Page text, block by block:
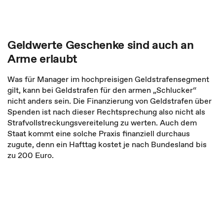
Geldwerte Geschenke sind auch an
Arme erlaubt
Was für Manager im hochpreisigen Geldstrafensegment
gilt, kann bei Geldstrafen für den armen „Schlucker“
nicht anders sein. Die Finanzierung von Geldstrafen über
Spenden ist nach dieser Rechtsprechung also nicht als
Strafvollstreckungsvereitelung zu werten. Auch dem
Staat kommt eine solche Praxis finanziell durchaus
zugute, denn ein Hafttag kostet je nach Bundesland bis
zu 200 Euro.